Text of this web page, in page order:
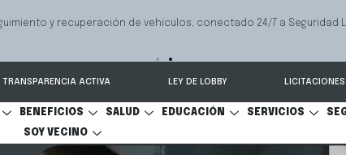
Mediación Familiar
TRANSPARENCIA ACTIVA LEY DE LOBBY LICITACIONES
BENEFICIOS SALUD EDUCACIÓN SERVICIOS
SOY VECINO